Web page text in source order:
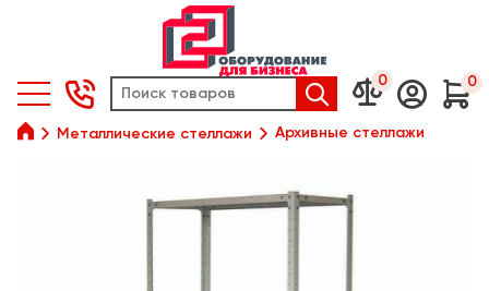
  0  0
 Металлические стеллажи Архивные стеллажи